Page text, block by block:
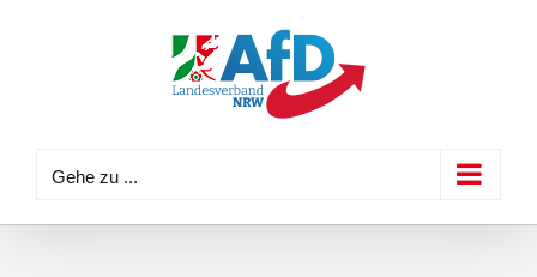
Gehe zu ...